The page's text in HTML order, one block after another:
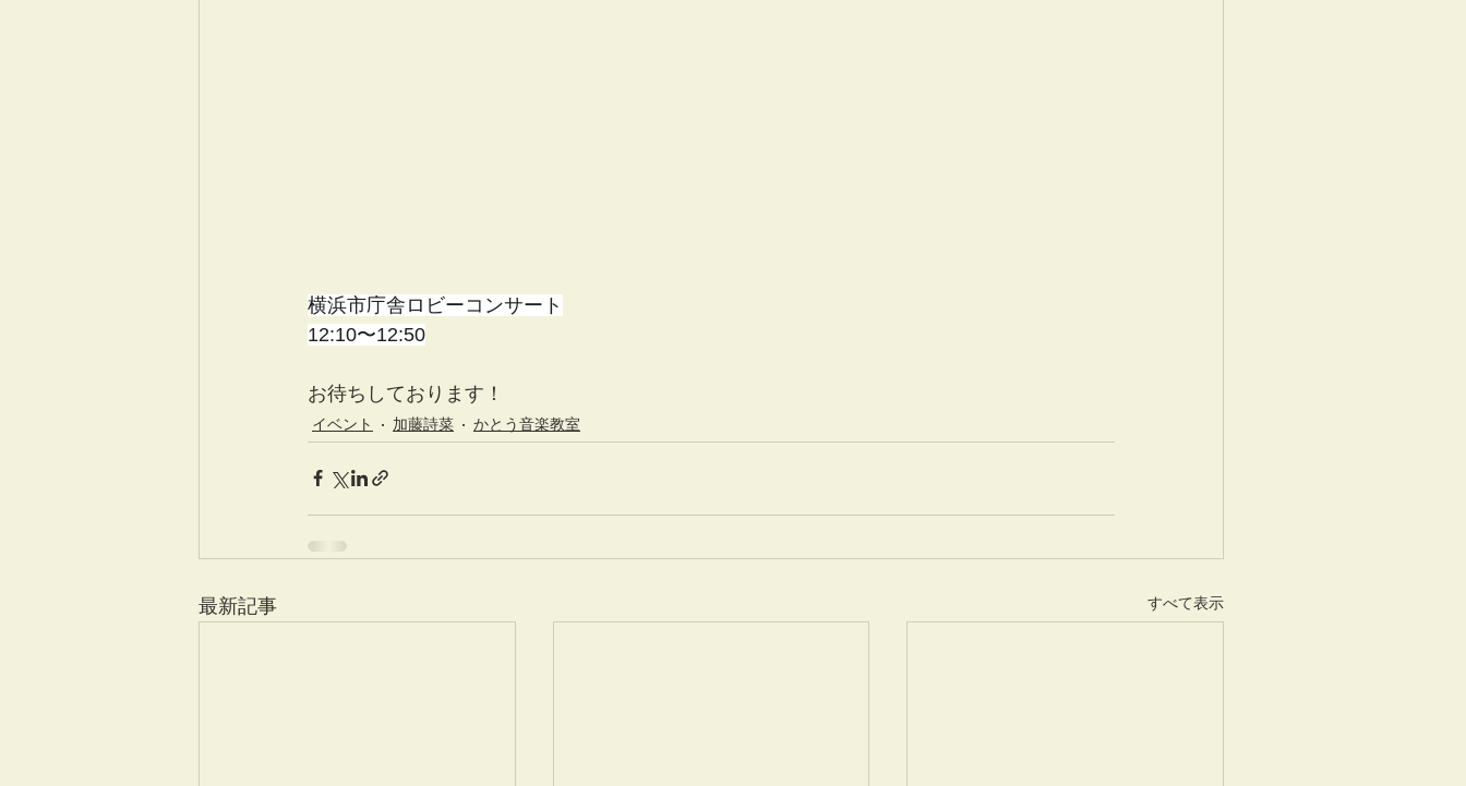
横浜市庁舎ロビーコンサート
12:10〜12:50
お待ちしております！
イベント 加藤詩菜 かとう音楽教室
最新記事 すべて表示